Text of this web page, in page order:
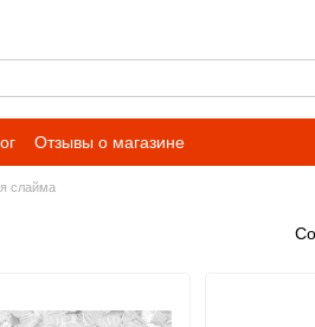
Отзывы о магазине
слайма